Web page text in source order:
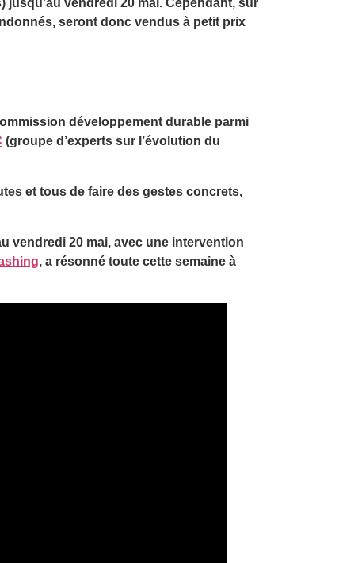
vendredi 20 mai. Cependant, sur
seront donc vendus à petit prix
développement durable parmi
(groupe d’experts sur l’évolution du
et tous de faire des gestes concrets,
vendredi 20 mai, avec une intervention
, a résonné toute cette semaine à